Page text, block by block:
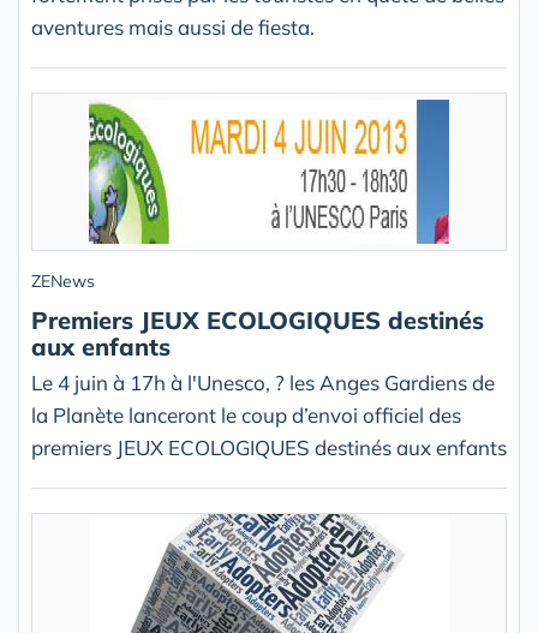
aventures mais aussi de fiesta.
ZENews
Premiers JEUX ECOLOGIQUES destinés
aux enfants
Le 4 juin à 17h à l'Unesco, ? les Anges Gardiens de
la Planète lanceront le coup d’envoi officiel des
premiers JEUX ECOLOGIQUES destinés aux enfants